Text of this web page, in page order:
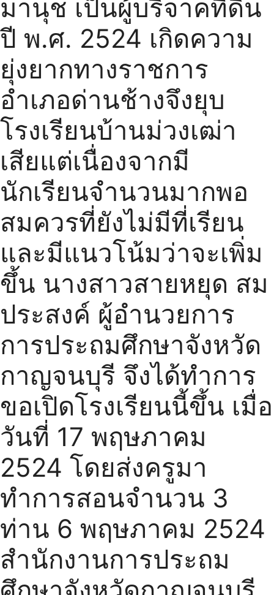
มานุช เป็นผู้บริจาคที่ดิน
ปี พ.ศ. 2524 เกิดความ
ยุ่งยากทางราชการ
อำเภอด่านช้างจึงยุบ
โรงเรียนบ้านม่วงเฒ่า
เสียแต่เนื่องจากมี
นักเรียนจำนวนมากพอ
สมควรที่ยังไม่มีที่เรียน
และมีแนวโน้มว่าจะเพิ่ม
ขึ้น นางสาวสายหยุด สม
ประสงค์ ผู้อำนวยการ
การประถมศึกษาจังหวัด
กาญจนบุรี จึงได้ทำการ
ขอเปิดโรงเรียนนี้ขึ้น เมื่อ
วันที่ 17 พฤษภาคม
2524 โดยส่งครูมา
ทำการสอนจำนวน 3
ท่าน 6 พฤษภาคม 2524
สำนักงานการประถม